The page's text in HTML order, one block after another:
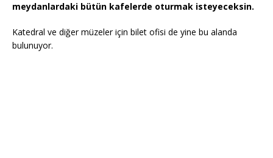
meydanlardaki bütün kafelerde oturmak isteyeceksin.
Katedral ve diğer müzeler için bilet ofisi de yine bu alanda
bulunuyor.